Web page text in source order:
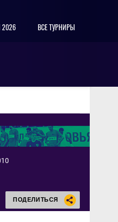
2026 ВСЕ ТУРНИРЫ
ПОДЕЛИТЬСЯ